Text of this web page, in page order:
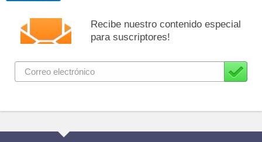
Recibe nuestro contenido especial
para suscriptores!